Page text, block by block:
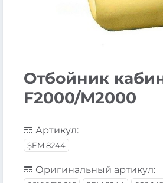
Отбойник
F2000/M2000
Артикул:
ŞEM 8244
Оригинальный артикул: